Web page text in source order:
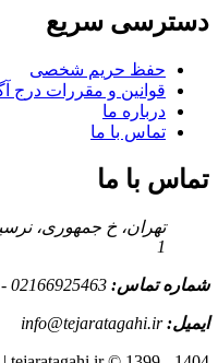
دسترسی سریع
حفظ حریم شخصی
قوانین و مقررات درج
درباره ما
تماس با ما
تماس با ما
1
شماره تماس: 02166925463 - 09108087844
ایمیل:info@tejaratagahi.ir